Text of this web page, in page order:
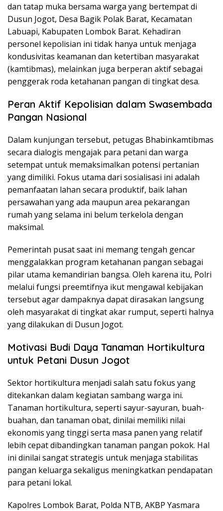
dan tatap muka bersama warga yang bertempat di
Dusun Jogot, Desa Bagik Polak Barat, Kecamatan
Labuapi, Kabupaten Lombok Barat. Kehadiran
personel kepolisian ini tidak hanya untuk menjaga
kondusivitas keamanan dan ketertiban masyarakat
(kamtibmas), melainkan juga berperan aktif sebagai
penggerak roda ketahanan pangan di tingkat desa.
Peran Aktif Kepolisian dalam Swasembada
Pangan Nasional
Dalam kunjungan tersebut, petugas Bhabinkamtibmas
secara dialogis mengajak para petani dan warga
setempat untuk memaksimalkan potensi pertanian
yang dimiliki. Fokus utama dari sosialisasi ini adalah
pemanfaatan lahan secara produktif, baik lahan
persawahan yang ada maupun area pekarangan
rumah yang selama ini belum terkelola dengan
maksimal.
Pemerintah pusat saat ini memang tengah gencar
menggalakkan program ketahanan pangan sebagai
pilar utama kemandirian bangsa. Oleh karena itu, Polri
melalui fungsi preemtifnya ikut mengawal kebijakan
tersebut agar dampaknya dapat dirasakan langsung
oleh masyarakat di tingkat akar rumput, seperti halnya
yang dilakukan di Dusun Jogot.
Motivasi Budi Daya Tanaman Hortikultura
untuk Petani Dusun Jogot
Sektor hortikultura menjadi salah satu fokus yang
ditekankan dalam kegiatan sambang warga ini.
Tanaman hortikultura, seperti sayur-sayuran, buah-
buahan, dan tanaman obat, dinilai memiliki nilai
ekonomis yang tinggi serta masa panen yang relatif
lebih cepat dibandingkan tanaman pangan pokok. Hal
ini dinilai sangat strategis untuk menjaga stabilitas
pangan keluarga sekaligus meningkatkan pendapatan
para petani lokal.
Kapolres Lombok Barat, Polda NTB, AKBP Yasmara